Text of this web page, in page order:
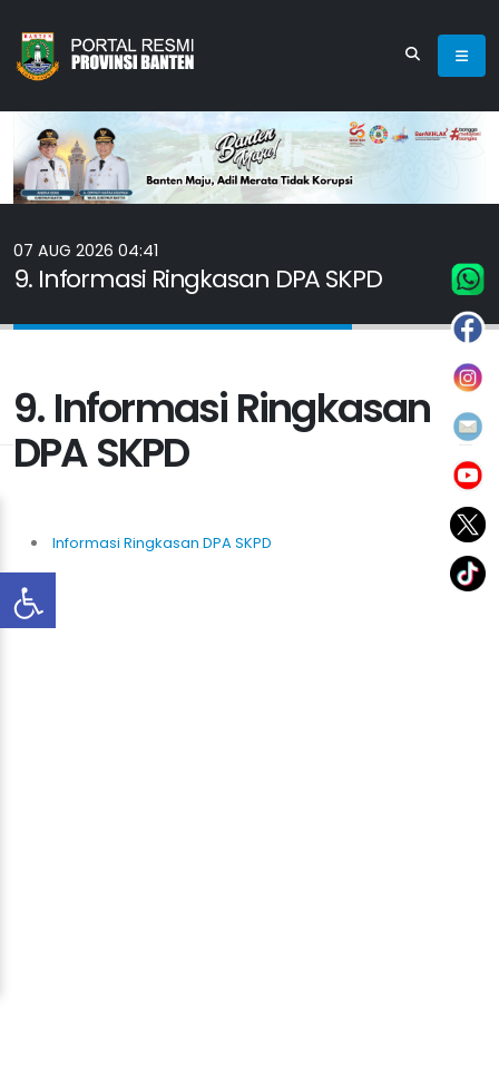
9. Informasi Ringkasan DPA SKPD
07 AUG 2026 04:41
9. Informasi Ringkasan
DPA SKPD
Informasi Ringkasan DPA SKPD